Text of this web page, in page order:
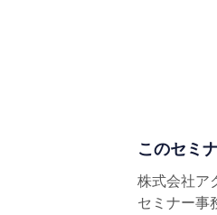
このセミ
株式会社ア
セミナー事